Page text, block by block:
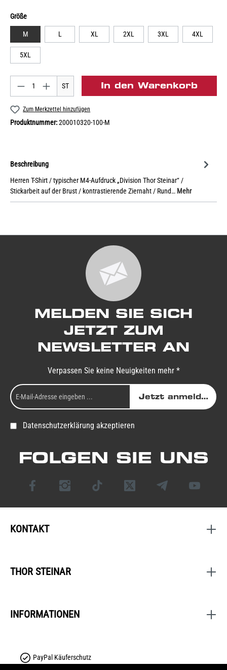
Größe
M L XL 2XL 3XL 4XL
5XL
ST In den Warenkorb
Zum Merkzettel hinzufügen
Produktnummer:200010320-100-M
Beschreibung
Herren T-Shirt / typischer M4-Aufdruck „Division Thor Steinar“ /
Stickarbeit auf der Brust / kontrastierende Ziernaht / Rund… Mehr
MELDEN SIE SICH
JETZT ZUM
NEWSLETTER AN
Verpassen Sie keine Neuigkeiten mehr *
Jetzt anmelden
Datenschutzerklärung akzeptieren
FOLGEN SIE UNS
KONTAKT
THOR STEINAR
INFORMATIONEN
PayPal Käuferschutz